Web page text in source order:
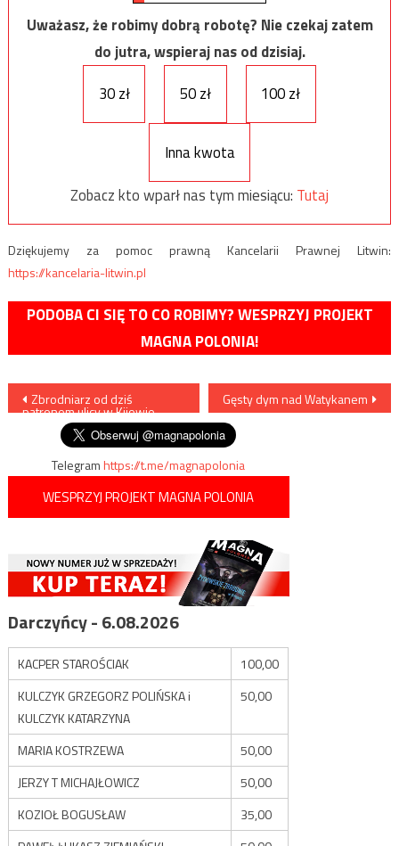
Uważasz, że robimy dobrą robotę? Nie czekaj zatem
do jutra, wspieraj nas od dzisiaj.
30 zł
50 zł 100 zł
Inna kwota
Zobacz kto wparł nas tym miesiącu: Tutaj
Dziękujemy za pomoc prawną Kancelarii Prawnej Litwin:
https://kancelaria-litwin.pl
PODOBA CI SIĘ TO CO ROBIMY? WESPRZYJ PROJEKT
MAGNA POLONIA!
Nawigacja
wpisu
Zbrodniarz od dziś
patronem ulicy w Kijowie
Gęsty dym nad Watykanem
Telegramhttps://t.me/magnapolonia
WESPRZYJ PROJEKT MAGNA POLONIA
Darczyńcy - 6.08.2026
KACPER STAROŚCIAK
100,00
KULCZYK GRZEGORZ POLIŃSKA i
KULCZYK KATARZYNA
50,00
MARIA KOSTRZEWA
50,00
JERZY T MICHAJŁOWICZ
50,00
KOZIOŁ BOGUSŁAW
35,00